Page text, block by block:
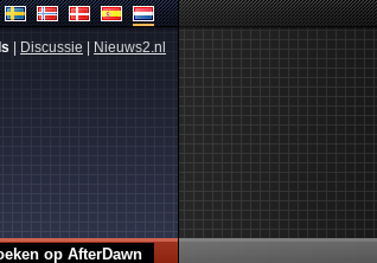
Discussie Nieuws2.nl